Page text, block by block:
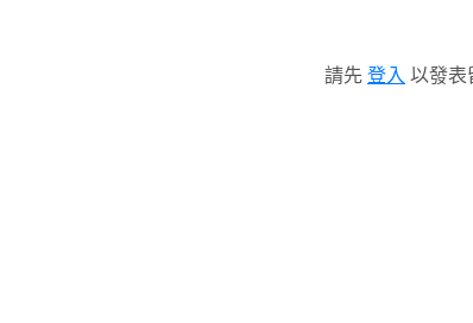
請先 登入 以發表